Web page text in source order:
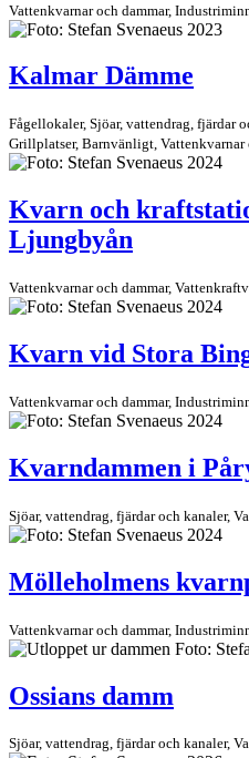
Vattenkvarnar och dammar,
Kalmar Dämme
Fågellokaler, Sjöar, vattendrag, fjärdar
Grillplatser, Barnvänligt, Vattenkvarnar
Kvarn och
Ljungbyån
Vattenkvarnar och dammar,
Kvarn vid Stora
Vattenkvarnar och dammar,
Kvarndammen i
Sjöar, vattendrag, fjärdar och kanaler,
Mölleholmens
Vattenkvarnar och dammar,
Ossians damm
Sjöar, vattendrag, fjärdar och kanaler,